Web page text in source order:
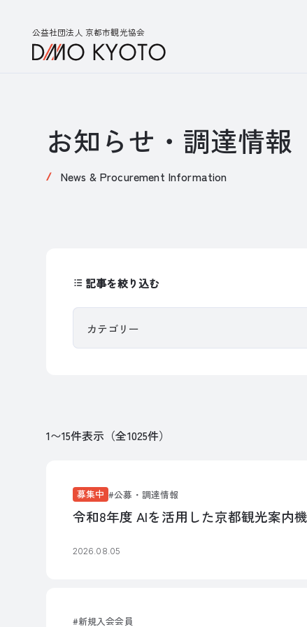
公益社団法人 京都市観光協会
お知らせ・調達情報
News & Procurement Information
記事を絞り込む
1〜15件表示（全1025件）
募集中 公募・調達情報
令和8年度 AIを活用した京都観光案内
2026.08.05
新規入会会員